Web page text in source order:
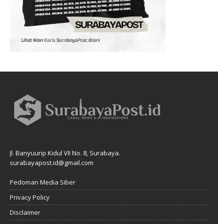
Jl. Banyuurip Kidul VII No. 8, Surabaya.
surabayapost.id@gmail.com
Pedoman Media Siber
Privacy Policy
Disclaimer